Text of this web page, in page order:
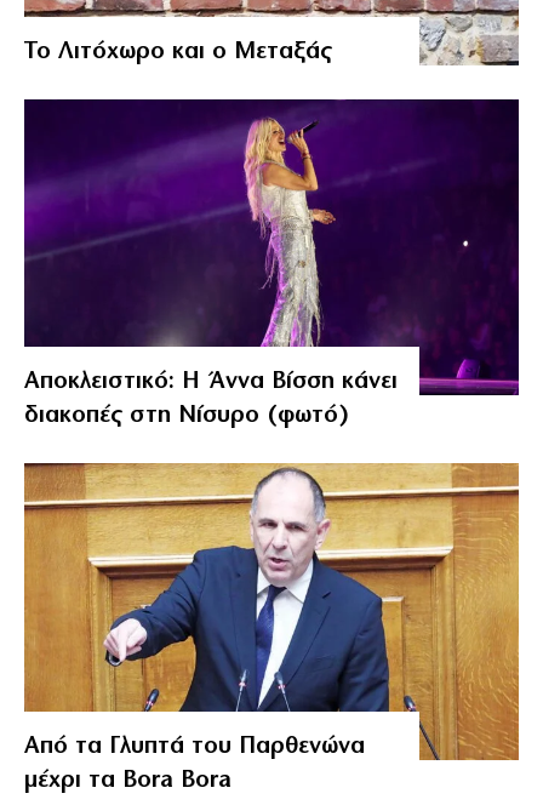
Το Λιτόχωρο και ο Μεταξάς
Αποκλειστικό: Η Άννα Βίσση κάνει
διακοπές στη Νίσυρο (φωτό)
Από τα Γλυπτά του Παρθενώνα
μέχρι τα Bora Bora